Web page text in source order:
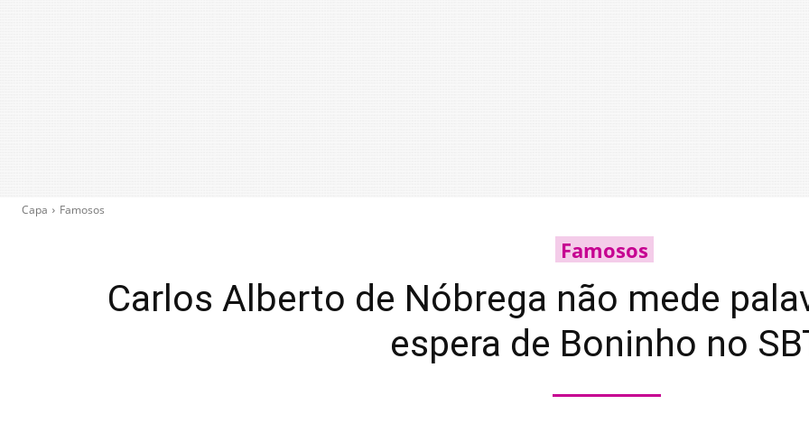
Capa Famosos
Famosos
Carlos Alberto de Nóbrega não mede
espera de Boninho no